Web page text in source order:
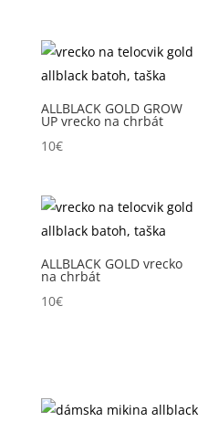
ALLBLACK GOLD GROW
UP vrecko na chrbát
10€
ALLBLACK GOLD vrecko
na chrbát
10€